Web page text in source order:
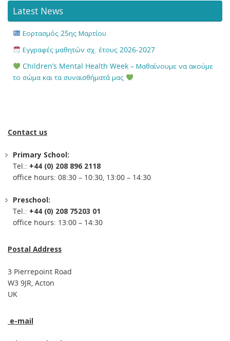
Latest News
Εορτασμός 25ης Μαρτίου
Εγγραφές μαθητών σχ. έτους 2026-2027
Children’s Mental Health Week – Μαθαίνουμε να ακούμε
το σώμα και τα συναισθήματά μας
Contact us
Primary School:
Tel.: +44 (0) 208 896 2118
office hours: 08:30 – 10:30, 13:00 – 14:30
Preschool:
Tel.: +44 (0) 208 75203 01
office hours: 13:00 – 14:30
Postal Address
3 Pierrepoint Road
W3 9JR, Acton
UK
e-mail